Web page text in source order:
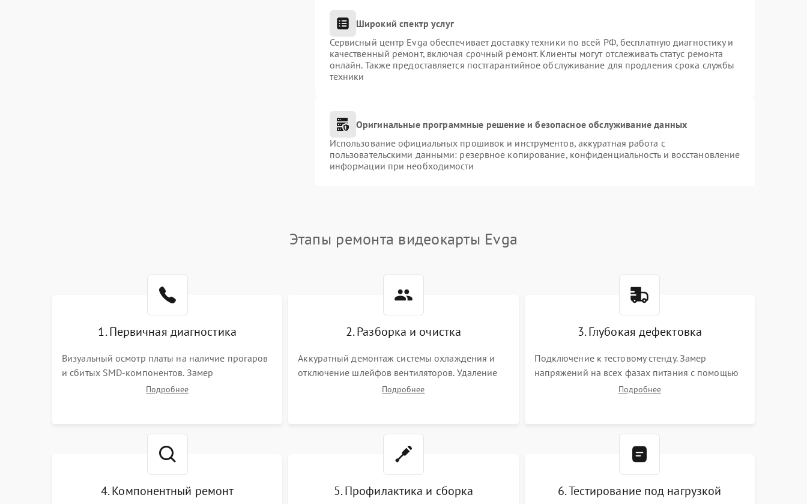
Широкий спектр услуг
Сервисный центр Evga обеспечивает доставку техники по всей РФ, бесплатную диагностику и
качественный ремонт, включая срочный ремонт. Клиенты могут отслеживать статус ремонта
онлайн. Также предоставляется постгарантийное обслуживание для продления срока службы
техники
Оригинальные программные решение и безопасное обслуживание данных
Использование официальных прошивок и инструментов, аккуратная работа с
пользовательскими данными: резервное копирование, конфиденциальность и восстановление
информации при необходимости
Этапы ремонта видеокарты Evga
1. Первичная диагностика
Визуальный осмотр платы на наличие прогаров
и сбитых SMD-компонентов. Замер
сопротивлений на линиях питания PCI-E и
Подробнее
2. Разборка и очистка
Аккуратный демонтаж системы охлаждения и
отключение шлейфов вентиляторов. Удаление
старой термопасты с кристалла графического
Подробнее
3. Глубокая дефектовка
Подключение к тестовому стенду. Замер
напряжений на всех фазах питания с помощью
осциллографа. Проверка инициализации.
Подробнее
4. Компонентный ремонт 5. Профилактика и сборка 6. Тестирование под нагрузкой